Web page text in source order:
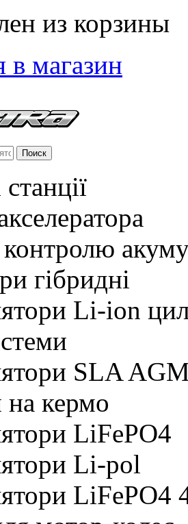
из корзины
в магазин
гібридні
Li-ion
SLA
кермо
LiFePO4
Li-pol
LiFePO4